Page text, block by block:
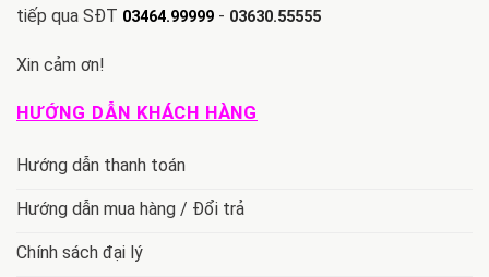
tiếp qua SĐT 03464.99999 - 03630.55555
Xin cảm ơn!
HƯỚNG DẪN KHÁCH HÀNG
Hướng dẫn thanh toán
Hướng dẫn mua hàng / Đổi trả
Chính sách đại lý